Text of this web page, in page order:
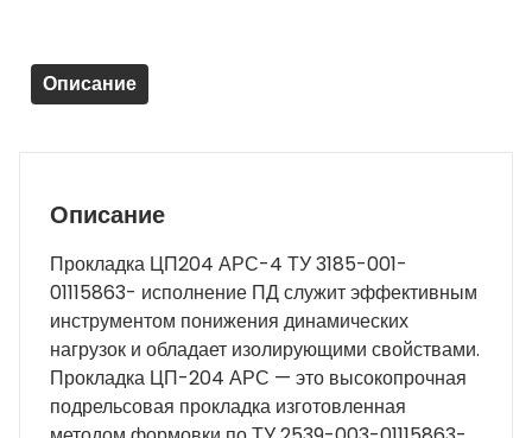
01115863-
исполнение
Описание
Описание
Прокладка ЦП204 АРС-4 ТУ 3185-001-
01115863- исполнение ПД служит эффективным
инструментом понижения динамических
нагрузок и обладает изолирующими свойствами.
Прокладка ЦП-204 АРС — это высокопрочная
подрельсовая прокладка изготовленная